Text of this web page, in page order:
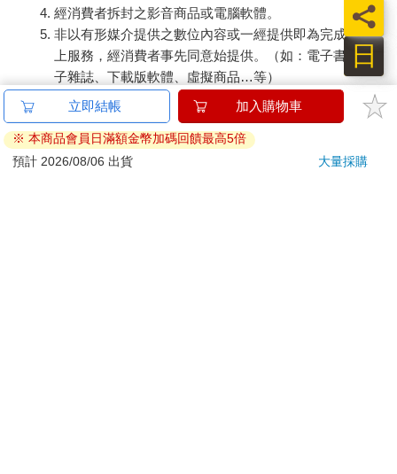
經消費者拆封之影音商品或電腦軟體。
非以有形媒介提供之數位內容或一經提供即為完成之線
上服務，經消費者事先同意始提供。（如：電子書、電
子雜誌、下載版軟體、虛擬商品…等）
已拆封之個人衛生用品。（如：內衣褲、刮鬍刀、除毛
刀…等）
若非上列種類商品，均享有到貨7天的猶豫期（含例假
日）。
立即結帳 加入購物車
※ 本商品會員日滿額金幣加碼回饋最高5倍
預計 2026/08/06 出貨
大量採購
日
員